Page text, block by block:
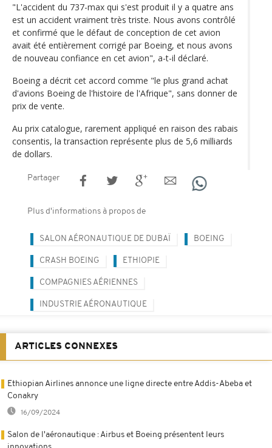
"L'accident du 737-max qui s'est produit il y a quatre ans
est un accident vraiment très triste. Nous avons contrôlé
et confirmé que le défaut de conception de cet avion
avait été entièrement corrigé par Boeing, et nous avons
de nouveau confiance en cet avion", a-t-il déclaré.
Boeing a décrit cet accord comme "le plus grand achat
d'avions Boeing de l'histoire de l'Afrique", sans donner de
prix de vente.
Au prix catalogue, rarement appliqué en raison des rabais
consentis, la transaction représente plus de 5,6 milliards
de dollars.
Partager
Plus d'informations à propos de
SALON AÉRONAUTIQUE DE DUBAÏ BOEING
CRASH BOEING ETHIOPIE
COMPAGNIES AÉRIENNES
INDUSTRIE AÉRONAUTIQUE
ARTICLES CONNEXES
Ethiopian Airlines annonce une ligne directe entre Addis-Abeba et
Conakry
16/09/2024
Salon de l'aéronautique : Airbus et Boeing présentent leurs